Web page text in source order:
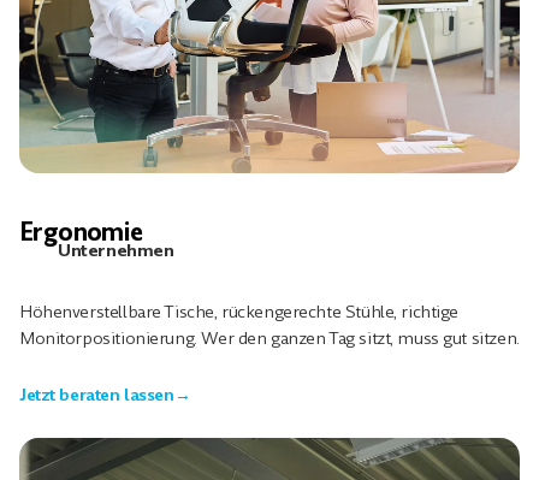
Unternehmen
Ergonomie
Höhenverstellbare Tische, rückengerechte Stühle, richtige
Monitorpositionierung. Wer den ganzen Tag sitzt, muss gut sitzen.
Jetzt beraten lassen→